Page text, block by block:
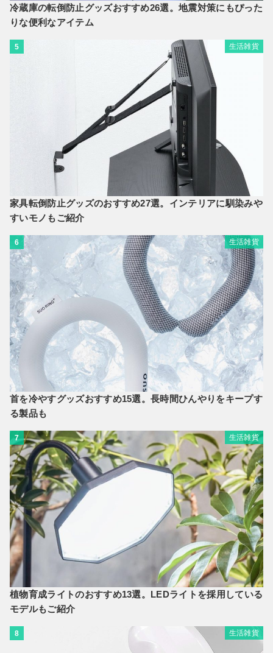
冷蔵庫の転倒防止グッズおすすめ26選。地震対策にもぴった
りな便利なアイテム
5 生活雑貨
家具転倒防止グッズのおすすめ27選。インテリアに馴染みや
すいモノもご紹介
6 生活雑貨
首を冷やすグッズおすすめ15選。長時間ひんやりをキープす
る製品も
7 生活雑貨
植物育成ライトのおすすめ13選。LEDライトを採用している
モデルもご紹介
8 生活雑貨